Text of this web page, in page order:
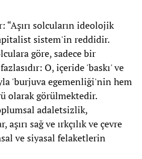
solcuların ideolojik
sistem'in reddidir.
göre, sadece bir
O, içeride 'baskı' ve
'burjuva egemenliği'nin hem
olarak görülmektedir.
adaletsizlik,
sağ ve ırkçılık ve çevre
ve siyasal felaketlerin